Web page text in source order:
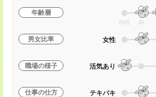
年齢層
20代 30
男女比率 女性
職場の様子 活気あり
仕事の仕方 テキパキ